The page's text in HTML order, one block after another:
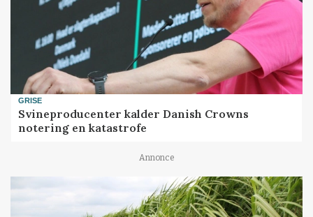
GRISE
Svineproducenter kalder Danish Crowns
notering en katastrofe
Annonce